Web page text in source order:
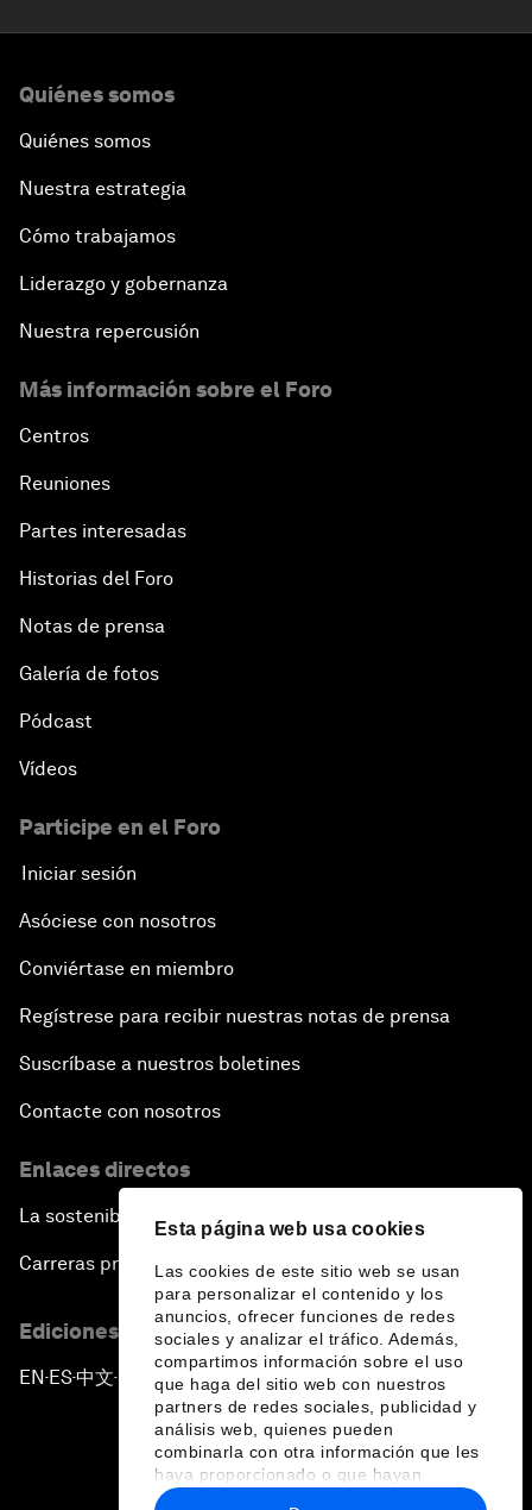
Esta página web usa cookies
Las cookies de este sitio web se usan
para personalizar el contenido y los
anuncios, ofrecer funciones de redes
sociales y analizar el tráfico. Además,
compartimos información sobre el uso
que haga del sitio web con nuestros
partners de redes sociales, publicidad y
análisis web, quienes pueden
combinarla con otra información que les
haya proporcionado o que hayan
recopilado a partir del uso que haya
Quiénes somos
Quiénes somos
Nuestra estrategia
Cómo trabajamos
Liderazgo y gobernanza
Nuestra repercusión
Más información sobre el Foro
Centros
Reuniones
Partes interesadas
Historias del Foro
Notas de prensa
Galería de fotos
Pódcast
Vídeos
Participe en el Foro
Iniciar sesión
Asóciese con nosotros
Conviértase en miembro
Regístrese para recibir nuestras notas de prensa
Suscríbase a nuestros boletines
Contacte con nosotros
Enlaces directos
La sostenibilidad en el Foro
Carreras profesionales
Ediciones en otros idiomas
EN ▪ES▪中文▪ 日本語